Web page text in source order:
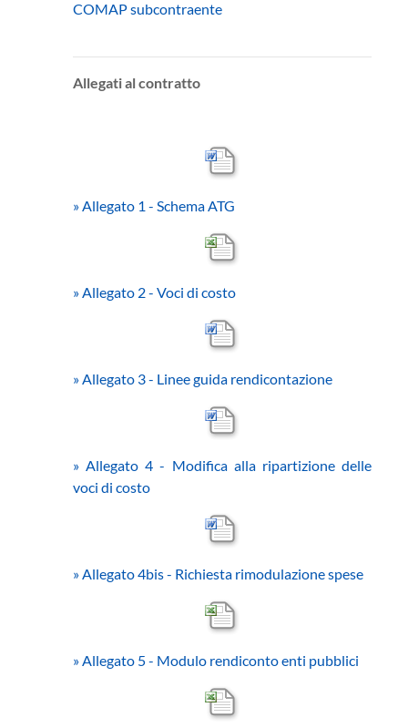
COMAP subcontraente
Allegati al contratto
»Allegato 1 - Schema ATG
»Allegato 2 - Voci di costo
»Allegato 3 - Linee guida rendicontazione
» Allegato 4 - Modifica alla ripartizione delle
voci di costo
»Allegato 4bis - Richiesta rimodulazione spese
»Allegato 5 - Modulo rendiconto enti pubblici